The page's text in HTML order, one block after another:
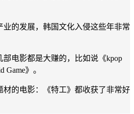
的发展，韩国文化入侵这些年非常
电影都是大赚的，比如说《kpop
Game》。
材的电影：《特工》都收获了非常好